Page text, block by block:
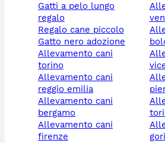
gatti a pelo lungo
regalo
regalo cane piccolo
gatto nero adozione
allevamento cani
torino
allevamento cani
reggio emilia
allevamento cani
bergamo
allevamento cani
firenze
allevamento cani
allevamento cani
allevamento cani
allevamento cani
allevamento cani chieri
allevamento cani